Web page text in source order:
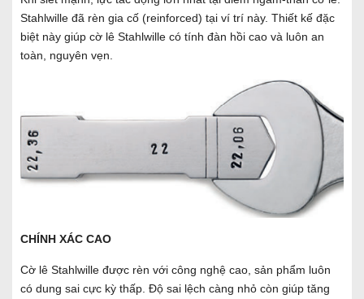
Stahlwille đã rèn gia cố (reinforced) tại ví trí này. Thiết kế đặc
biệt này giúp cờ lê Stahlwille có tính đàn hồi cao và luôn an
toàn, nguyên vẹn.
CHÍNH XÁC CAO
Cờ lê Stahlwille được rèn với công nghệ cao, sản phẩm luôn
có dung sai cực kỳ thấp. Độ sai lệch càng nhỏ còn giúp tăng